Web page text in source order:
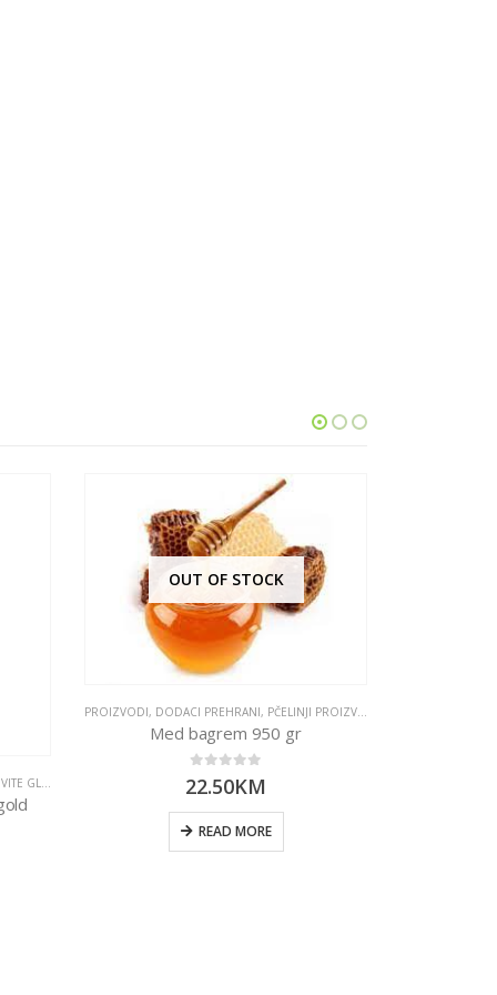
GLJIVE
OUT OF STOCK
PROIZVODI, DODACI PREHRANI, PČELINJI PROIZVODI
Med bagrem 950 gr
22.50KM
READ MORE